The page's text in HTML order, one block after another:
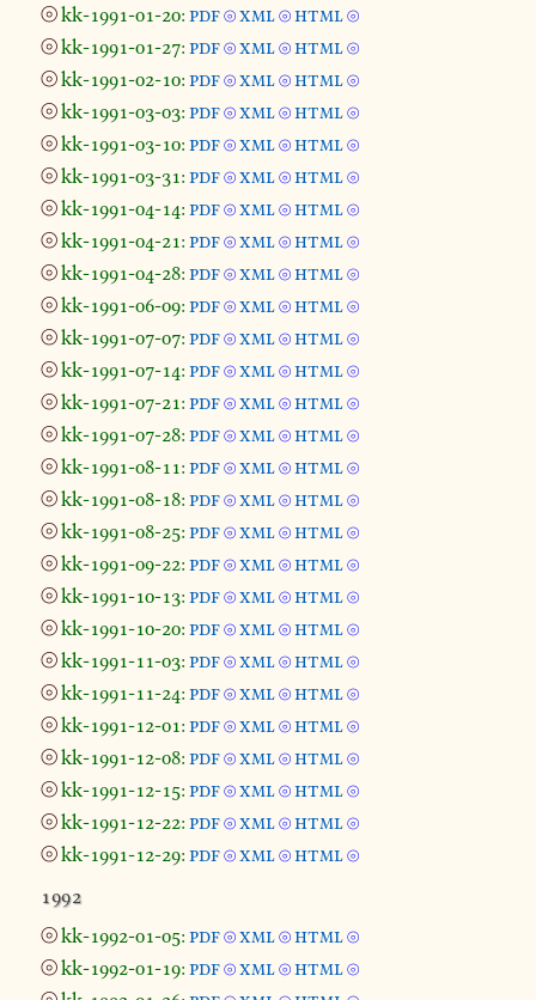
⦾kk-1991-01-20: pdf ⦾ xml ⦾ html ⦾
⦾kk-1991-01-27: pdf ⦾ xml ⦾ html ⦾
⦾kk-1991-02-10: pdf ⦾ xml ⦾ html ⦾
⦾kk-1991-03-03: pdf ⦾ xml ⦾ html ⦾
⦾kk-1991-03-10: pdf ⦾ xml ⦾ html ⦾
⦾kk-1991-03-31: pdf ⦾ xml ⦾ html ⦾
⦾kk-1991-04-14: pdf ⦾ xml ⦾ html ⦾
⦾kk-1991-04-21: pdf ⦾ xml ⦾ html ⦾
⦾kk-1991-04-28: pdf ⦾ xml ⦾ html ⦾
⦾kk-1991-06-09: pdf ⦾ xml ⦾ html ⦾
⦾kk-1991-07-07: pdf ⦾ xml ⦾ html ⦾
⦾kk-1991-07-14: pdf ⦾ xml ⦾ html ⦾
⦾kk-1991-07-21: pdf ⦾ xml ⦾ html ⦾
⦾kk-1991-07-28: pdf ⦾ xml ⦾ html ⦾
⦾kk-1991-08-11: pdf ⦾ xml ⦾ html ⦾
⦾kk-1991-08-18: pdf ⦾ xml ⦾ html ⦾
⦾kk-1991-08-25: pdf ⦾ xml ⦾ html ⦾
⦾kk-1991-09-22: pdf ⦾ xml ⦾ html ⦾
⦾kk-1991-10-13: pdf ⦾ xml ⦾ html ⦾
⦾kk-1991-10-20: pdf ⦾ xml ⦾ html ⦾
⦾kk-1991-11-03: pdf ⦾ xml ⦾ html ⦾
⦾kk-1991-11-24: pdf ⦾ xml ⦾ html ⦾
⦾kk-1991-12-01: pdf ⦾ xml ⦾ html ⦾
⦾kk-1991-12-08: pdf ⦾ xml ⦾ html ⦾
⦾kk-1991-12-15: pdf ⦾ xml ⦾ html ⦾
⦾kk-1991-12-22: pdf ⦾ xml ⦾ html ⦾
⦾kk-1991-12-29: pdf ⦾ xml ⦾ html ⦾
1992
⦾kk-1992-01-05: pdf ⦾ xml ⦾ html ⦾
⦾kk-1992-01-19: pdf ⦾ xml ⦾ html ⦾